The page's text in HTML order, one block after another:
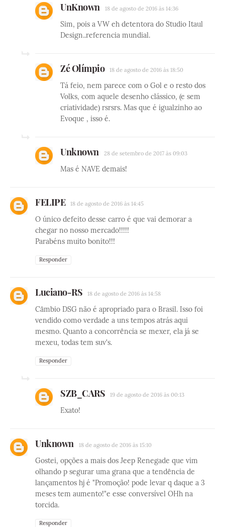
UnKnown 18 de agosto de 2016 às 14:36
Sim, pois a VW eh detentora do Studio Itaul
Design..referencia mundial.
Zé Olímpio 18 de agosto de 2016 às 18:50
Tá feio, nem parece com o Gol e o resto dos
Volks, com aquele desenho clássico, (e sem
criatividade) rsrsrs. Mas que é igualzinho ao
Evoque , isso é.
Unknown 28 de setembro de 2017 às 09:03
Mas é NAVE demais!
FELIPE 18 de agosto de 2016 às 14:45
O único defeito desse carro é que vai demorar a
chegar no nosso mercado!!!!!
Parabéns muito bonito!!!
Responder
Luciano-RS 18 de agosto de 2016 às 14:58
Câmbio DSG não é apropriado para o Brasil. Isso foi
vendido como verdade a uns tempos atrás aqui
mesmo. Quanto a concorrência se mexer, ela já se
mexeu, todas tem suv's.
Responder
SZB_CARS 19 de agosto de 2016 às 00:13
Exato!
Unknown 18 de agosto de 2016 às 15:10
Gostei, opções a mais dos Jeep Renegade que vim
olhando p segurar uma grana que a tendência de
lançamentos hj é "Promoção! pode levar q daque a 3
meses tem aumento!"e esse conversível OHh na
torcida.
Responder